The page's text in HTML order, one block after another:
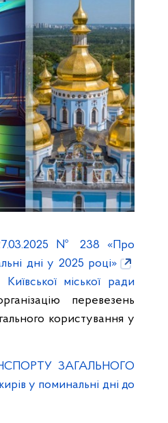
27.03.2025 № 238 «Про
дні у 2025 році»
міської ради
перевезень
користування у
ЗАГАЛЬНОГО
у поминальні дні до